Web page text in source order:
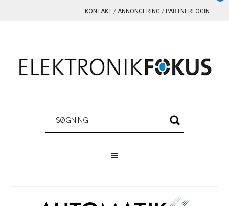
KONTAKT ANNONCERING PARTNERLOGIN